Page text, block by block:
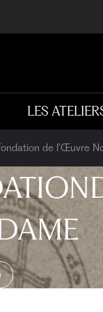
LES
de l’Œuvre